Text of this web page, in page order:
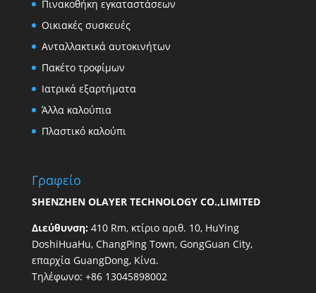
Πινακοθήκη εγκαταστάσεων
Οικιακές συσκευές
Ανταλλακτικά αυτοκινήτων
Πακέτο τροφίμων
Ιατρικά εξαρτήματα
Άλλα καλούπια
Πλαστικό καλούπι
Γραφείο
SHENZHEN OLAYER TECHNOLOGY CO.,LIMITED
Διεύθυνση: 410 Rm, κτίριο αριθ. 10, HuYing
DoshiHuaHu, ChangPing Town, GongGuan City,
επαρχία GuangDong, Κίνα.
Τηλέφωνο: +86 13045898002